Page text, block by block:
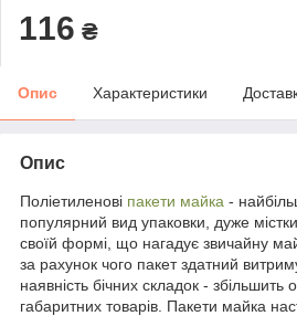
116 ₴
Опис Характеристики
Опис
Поліетиленові пакети майка -
популярний вид упаковки, дуже
своїй формі, що нагадує звичайну
за рахунок чого пакет здатний
наявність бічних складок - збільшить
габаритних товарів. Пакети майка